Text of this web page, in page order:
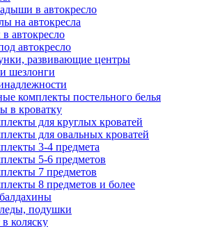
в автокресло
на автокресла
автокресло
автокресло
развивающие центры
шезлонги
комплекты постельного белья
в кроватку
для круглых кроватей
для овальных кроватей
3-4 предмета
5-6 предметов
7 предметов
8 предметов и более
подушки
коляску